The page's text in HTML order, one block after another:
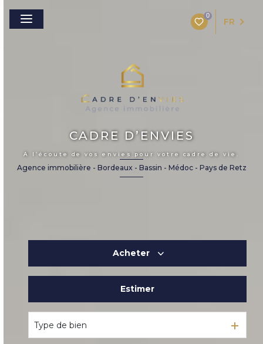
0
FR
Agence immobilière - Bordeaux - Bassin - Médoc - Pays de Retz
CADRE D’ENVIES
A l’écoute de vos envies pour votre cadre de vie.
Acheter
De l'immo pro
Estimer
Type de bien